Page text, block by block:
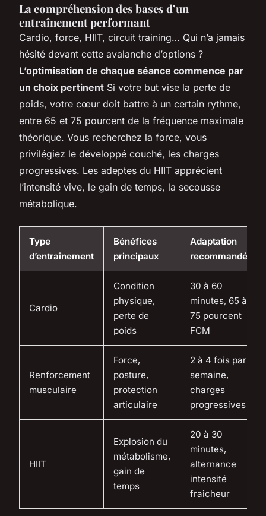
La compréhension des bases d’un
entraînement performant
Cardio, force, HIIT, circuit training… Qui n’a jamais
hésité devant cette avalanche d’options ?
L’optimisation de chaque séance commence par
un choix pertinent Si votre but vise la perte de
poids, votre cœur doit battre à un certain rythme,
entre 65 et 75 pourcent de la fréquence maximale
théorique. Vous recherchez la force, vous
privilégiez le développé couché, les charges
progressives. Les adeptes du HIIT apprécient
l’intensité vive, le gain de temps, la secousse
métabolique.
Type
d’entraînement
Bénéfices
principaux
Adaptation
recommandée
Cardio
Condition
physique,
perte de
poids
30 à 60
minutes, 65 à
75 pourcent
FCM
Renforcement
musculaire
Force,
posture,
protection
articulaire
2 à 4 fois par
semaine,
charges
progressives
HIIT
Explosion du
métabolisme,
gain de
temps
20 à 30
minutes,
alternance
intensité
fraicheur